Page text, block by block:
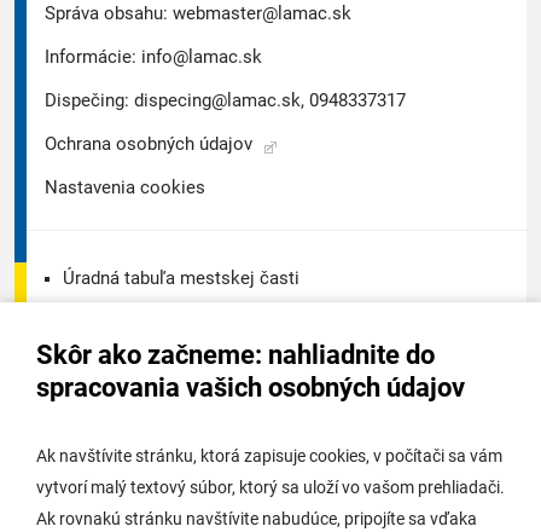
Skôr ako začneme: nahliadnite do
spracovania vašich osobných údajov
Ak navštívite stránku, ktorá zapisuje cookies, v počítači sa vám
vytvorí malý textový súbor, ktorý sa uloží vo vašom prehliadači.
Ak rovnakú stránku navštívite nabudúce, pripojíte sa vďaka
Správa obsahu: webmaster@lamac.sk
Informácie: info@lamac.sk
Dispečing: dispecing@lamac.sk, 0948337317
Ochrana osobných údajov
Nastavenia cookies
Úradná tabuľa mestskej časti
Úradná tabuľa stavebného úradu
Potrebujem vybaviť